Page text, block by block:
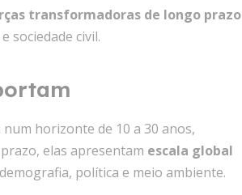
transformadoras de longo prazo
sociedade civil.
horizonte de 10 a 30 anos,
elas apresentam escala global
política e meio ambiente.